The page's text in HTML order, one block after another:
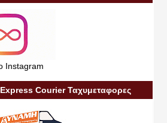
Instagram
Courier Ταχυμεταφορες